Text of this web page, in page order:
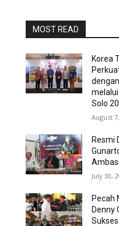
MOST READ
Korea
Solo
August
Resmi
July 30,
Pecah
Denny